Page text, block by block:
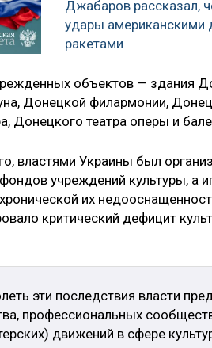
Джабаров рассказал,
удары американскими
ракетами
объектов — здания
Донецкой филармонии,
Донецкого театра оперы и
властями Украины был
учреждений культуры, а
их
критический дефицит
эти последствия власти
профессиональных
движений в сфере